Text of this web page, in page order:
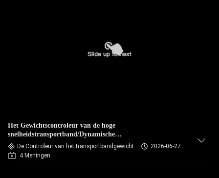
Het Gewichtscontroleur van de hoge
snelheidstransportband/Dynamische
Gewichtscontroleurmachine
De Controleur van het transportbandgewicht
2026-06-27
4 Meningen